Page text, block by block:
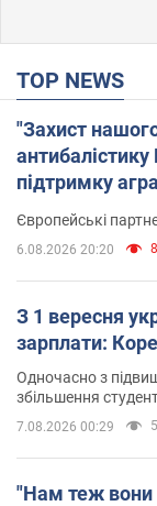
TOP NEWS
"Захист
антибалістику
підтримку
Європейські
6.08.2026 20:20
З 1 вересня
зарплати:
Одночасно з
збільшення
7.08.2026 00:29
"Нам теж вони